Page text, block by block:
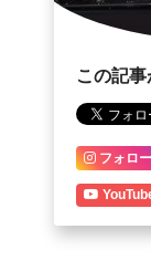
この記
フォロ